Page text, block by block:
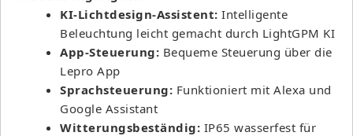
KI-Lichtdesign-Assistent: Intelligente
Beleuchtung leicht gemacht durch LightGPM KI
App-Steuerung: Bequeme Steuerung über die
Lepro App
Sprachsteuerung: Funktioniert mit Alexa und
Google Assistant
Witterungsbeständig: IP65 wasserfest für